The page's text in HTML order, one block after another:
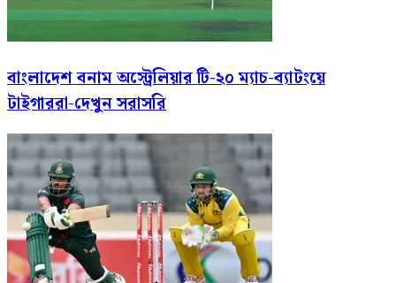
বাংলাদেশ বনাম অস্ট্রেলিয়ার টি-২০ ম্যাচ-ব্যাটংয়ে
টাইগাররা-দেখুন সরাসরি